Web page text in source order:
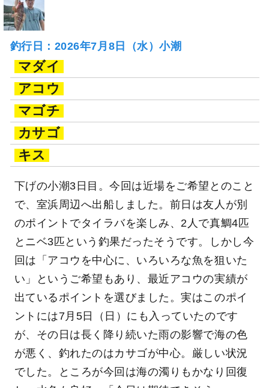
釣行日：2026年7月8日（水）小潮
マダイ
アコウ
マゴチ
カサゴ
キス
下げの小潮3日目。今回は近場をご希望とのこと
で、室浜周辺へ出船しました。前日は友人が別
のポイントでタイラバを楽しみ、2人で真鯛4匹
とニベ3匹という釣果だったそうです。しかし今
回は「アコウを中心に、いろいろな魚を狙いた
い」というご希望もあり、最近アコウの実績が
出ているポイントを選びました。実はこのポイ
ントには7月5日（日）にも入っていたのです
が、その日は長く降り続いた雨の影響で海の色
が悪く、釣れたのはカサゴが中心。厳しい状況
でした。ところが今回は海の濁りもかなり回復